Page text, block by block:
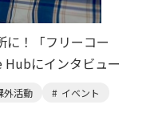
に！「フリーコー
Hubにインタビュー
外活動
イベント